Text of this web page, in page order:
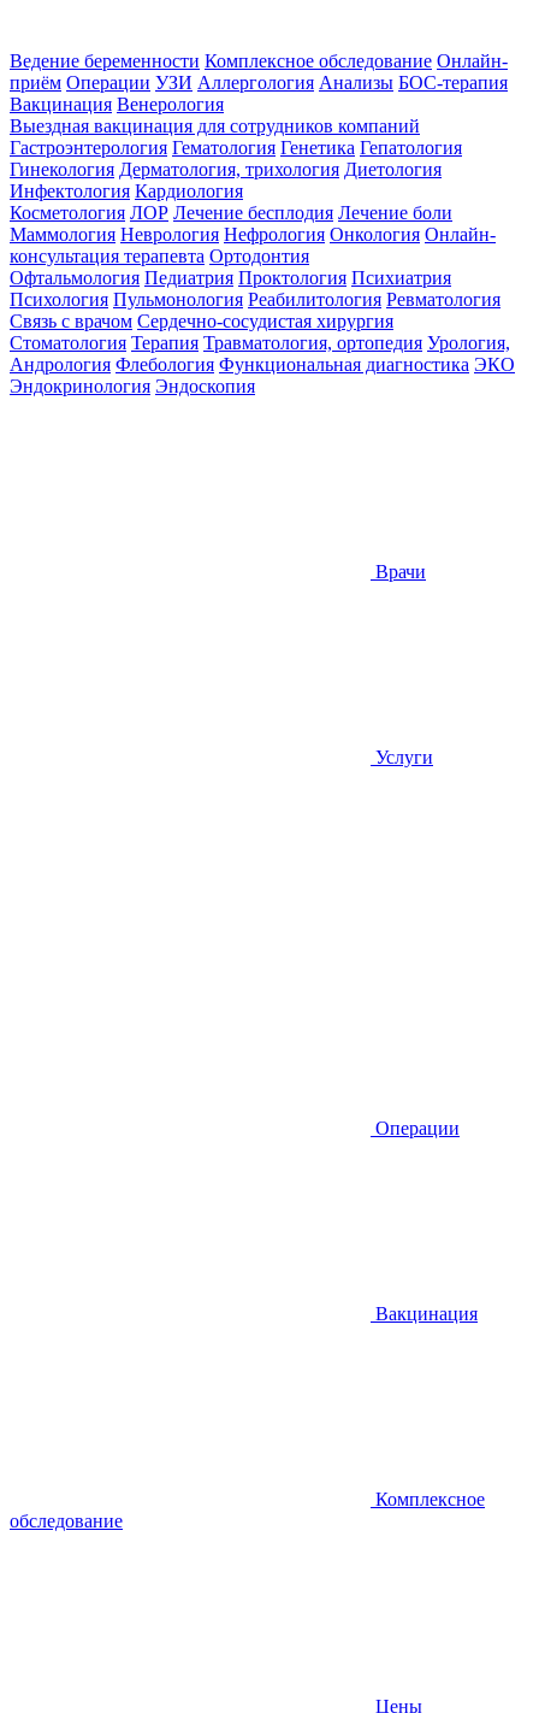
Ведение беременности Комплексное обследование Онлайн-
приём Операции УЗИ Аллергология Анализы БОС-терапия
Вакцинация Венерология
Выездная вакцинация для сотрудников компаний
Гастроэнтерология Гематология Генетика Гепатология
Гинекология Дерматология, трихология Диетология
Инфектология Кардиология
Косметология ЛОР Лечение бесплодия Лечение боли
Маммология Неврология Нефрология Онкология Онлайн-
консультация терапевта Ортодонтия
Офтальмология Педиатрия Проктология Психиатрия
Психология Пульмонология Реабилитология Ревматология
Связь с врачом Сердечно-сосудистая хирургия
Стоматология Терапия Травматология, ортопедия Урология,
Андрология Флебология Функциональная диагностика ЭКО
Эндокринология Эндоскопия
Врачи
Услуги
Операции
Вакцинация
Комплексное
обследование
Цены